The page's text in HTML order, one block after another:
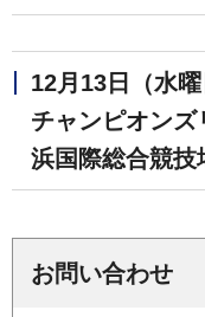
12月13日（水
チャンピオン
浜国際総合競技
お問い合わせ